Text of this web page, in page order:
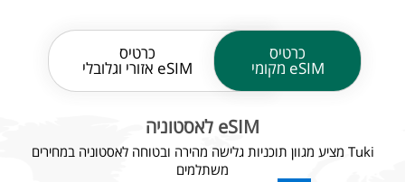
כרטיס
eSIM מקומי
כרטיס
eSIM אזורי וגלובלי
eSIM לאסטוניה
Tuki מציע מגוון תוכניות גלישה מהירה ובטוחה לאסטוניה במחירים
משתלמים